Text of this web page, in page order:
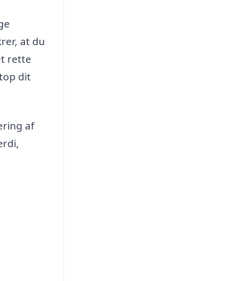
at du
rette
dit
af